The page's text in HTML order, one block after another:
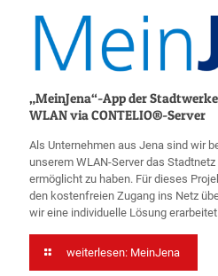
„MeinJena“-App der
WLAN via CONTELIO®-Server
Als Unternehmen aus Jena sind wir
unserem WLAN-Server das
ermöglicht zu haben. Für dieses
den kostenfreien Zugang ins Netz
wir eine individuelle Lösung
weiterlesen: MeinJena